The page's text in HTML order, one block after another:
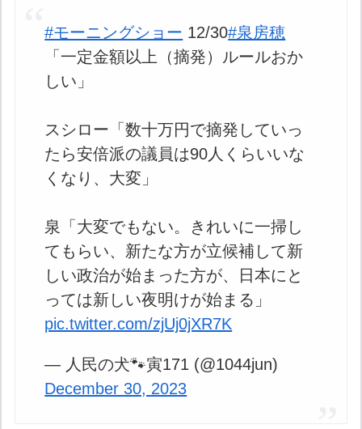
#モーニングショー 12/30#泉房穂
「一定金額以上（摘発）ルールおか
しい」
スシロー「数十万円で摘発していっ
たら安倍派の議員は90人くらいいな
くなり、大変」
泉「大変でもない。きれいに一掃し
てもらい、新たな方が立候補して新
しい政治が始まった方が、日本にと
っては新しい夜明けが始まる」
pic.twitter.com/zjUj0jXR7K
— 人民の犬🐾寅171 (@1044jun)
December 30, 2023